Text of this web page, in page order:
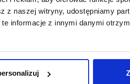
naszej witryny, udostępniamy
informacje z innymi danymi